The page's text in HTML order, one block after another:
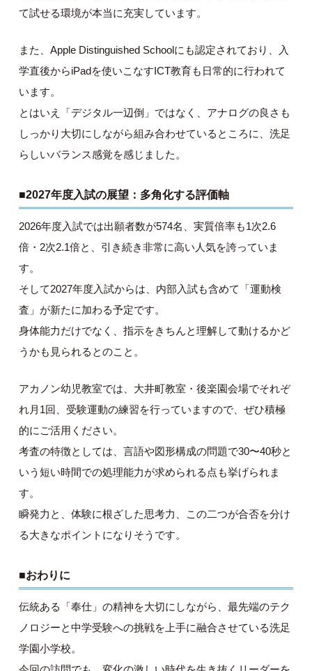
て試せる環境が本当に充実しています。
また、Apple Distinguished Schoolにも認定されており、入
学直後からiPadを使いこなすICT教育も日常的に行われて
います。
とはいえ「デジタル一辺倒」ではなく、アナログの良さも
しっかり大切にしながら組み合わせているところに、洗足
らしいバランス感覚を感じました。
■2027年度入試の展望：多角化する評価軸
2026年度入試では出願者数が574名、実質倍率も1次2.6
倍・2次2.1倍と、引き続き非常に高い人気を誇っていま
す。
そして2027年度入試からは、内部入試も含めて「運動検
査」が新たに加わる予定です。
身体能力だけでなく、指示をきちんと理解して動けるかど
うかも見られるとのこと。
アカノン幼児教室では、大井町教室・後楽園会場でそれぞ
れ月1回、受験運動の練習を行っていますので、ぜひ積極
的にご活用ください。
考査の特徴としては、言語や図形構成の問題で30〜40秒と
いう短い時間での処理能力が求められる点も挙げられま
す。
瞬発力と、体験に根ざした思考力、この二つが合否を分け
る大きなポイントになりそうです。
■おわりに
伝統ある「奉仕」の精神を大切にしながら、最先端のテク
ノロジーと中学受験への挑戦を上手に融合させている洗足
学園小学校。